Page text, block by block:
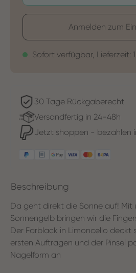
Anmelden zum
Sofort verfügbar, Lieferzeit:
30 Tage Rückgaberecht
Versandfertig in 24-48h
Jetzt shoppen - bezahlen
Beschreibung
Da geht direkt die Sonne auf! Mit
Sonnengelb bringen wir die
Der Farblack in Limoncello deckt
ersten Auftragen und der Pinsel
Nagelform an